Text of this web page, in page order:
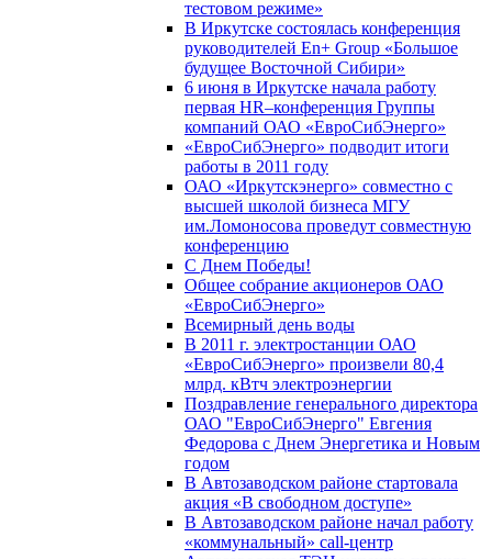
тестовом режиме»
В Иркутске состоялась конференция
руководителей En+ Group «Большое
будущее Восточной Сибири»
6 июня в Иркутске начала работу
первая HR–конференция Группы
компаний ОАО «ЕвроСибЭнерго»
«ЕвроСибЭнерго» подводит итоги
работы в 2011 году
ОАО «Иркутскэнерго» совместно с
высшей школой бизнеса МГУ
им.Ломоносова проведут совместную
конференцию
С Днем Победы!
Общее собрание акционеров ОАО
«ЕвроСибЭнерго»
Всемирный день воды
В 2011 г. электростанции ОАО
«ЕвроСибЭнерго» произвели 80,4
млрд. кВтч электроэнергии
Поздравление генерального директора
ОАО "ЕвроСибЭнерго" Евгения
Федорова с Днем Энергетика и Новым
годом
В Автозаводском районе стартовала
акция «В свободном доступе»
В Автозаводском районе начал работу
«коммунальный» call-центр